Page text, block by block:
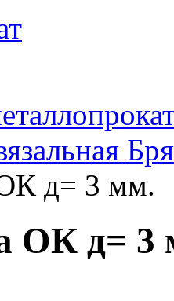
д= 3 мм.
ОК д= 3